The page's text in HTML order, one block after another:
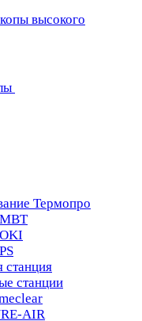
высокого
Термопро
станция
станции
AIR